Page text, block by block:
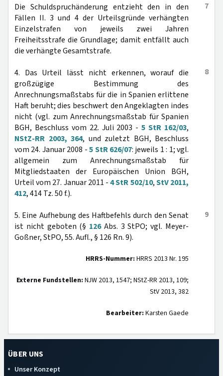
7
Die Schuldspruchänderung entzieht den in den
Fällen II. 3 und 4 der Urteilsgründe verhängten
Einzelstrafen von jeweils zwei Jahren
Freiheitsstrafe die Grundlage; damit entfällt auch
die verhängte Gesamtstrafe.
8
4. Das Urteil lässt nicht erkennen, worauf die
großzügige Bestimmung des
Anrechnungsmaßstabs für die in Spanien erlittene
Haft beruht; dies beschwert den Angeklagten indes
nicht (vgl. zum Anrechnungsmaßstab für Spanien
BGH, Beschluss vom 22. Juli 2003 -5 StR 162/03,
NStZ-RR 2003, 364, und zuletzt BGH, Beschluss
vom 24. Januar 2008 -5 StR 626/07: jeweils 1 : 1; vgl.
allgemein zum Anrechnungsmaßstab für
Mitgliedstaaten der Europäischen Union BGH,
Urteil vom 27. Januar 2011 -4 StR 502/10,StV 2011,
412, 414 Tz. 50 f.).
9
5. Eine Aufhebung des Haftbefehls durch den Senat
ist nicht geboten (§ 126Abs. 3 StPO; vgl. Meyer-
Goßner, StPO, 55. Aufl., § 126 Rn. 9).
HRRS-Nummer: HRRS 2013 Nr. 195
Externe Fundstellen: NJW 2013, 1547; NStZ-RR 2013, 109;
StV 2013, 382
Bearbeiter: Karsten Gaede
ÜBER UNS
Unser Konzept